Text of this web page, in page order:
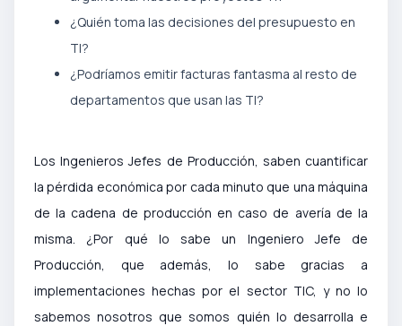
¿Quién toma las decisiones del presupuesto en
TI?
¿Podríamos emitir facturas fantasma al resto de
departamentos que usan las TI?
Los Ingenieros Jefes de Producción, saben cuantificar
la pérdida económica por cada minuto que una máquina
de la cadena de producción en caso de avería de la
misma. ¿Por qué lo sabe un Ingeniero Jefe de
Producción, que además, lo sabe gracias a
implementaciones hechas por el sector TIC, y no lo
sabemos nosotros que somos quién lo desarrolla e